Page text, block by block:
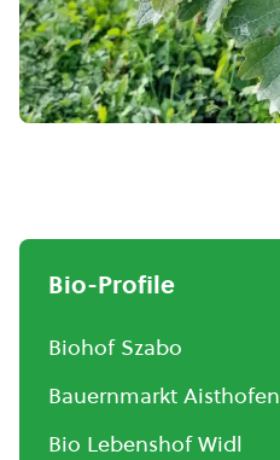
Bio-Profile
Biohof Szabo
Bauernmarkt Aisthofen
Bio Lebenshof Widl